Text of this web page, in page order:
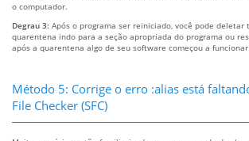
o computador.
Degrau 3: Após o programa ser reiniciado, você pode deletar
quarentena indo para a seção apropriada do programa ou
após a quarentena algo de seu software começou a
Método 5: Corrige o erro :alias está
File Checker (SFC)